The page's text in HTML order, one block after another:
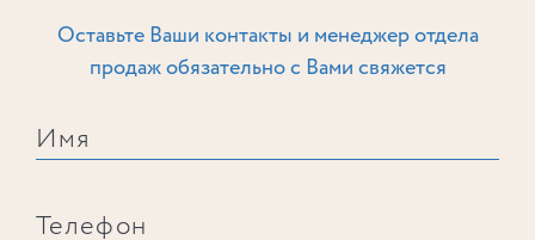
Оставьте Ваши контакты и менеджер отдела
продаж обязательно с Вами свяжется